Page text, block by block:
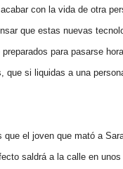
con la vida de otra
que estas nuevas
para pasarse
que si liquidas a una
que el joven que mató a
saldrá a la calle en